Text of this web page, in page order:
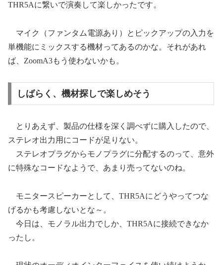
THR5Aに繋いで演奏して楽しかったです。
マイク（ファンタム電源あり）とピックアップの入力を
単機能にミックスする機材ってあるのかな。それがあれ
ば、ZoomA3もう使わないかも。
しばらく、機材探しで楽しめそう
とりあえず、製品の仕様を深く調べずに購入したので、
ステレオ出力用にコードが足りない。
ステレオプラグからモノプラグに分配するのって、意外
に特殊なコードなようで、あまり売ってないのね。
モニタースピーカーとして、THR5Aにどうやってつな
げるかも考慮しないとな～。
今日は、モノラル出力でしか、THR5Aに接続できなか
ったし。